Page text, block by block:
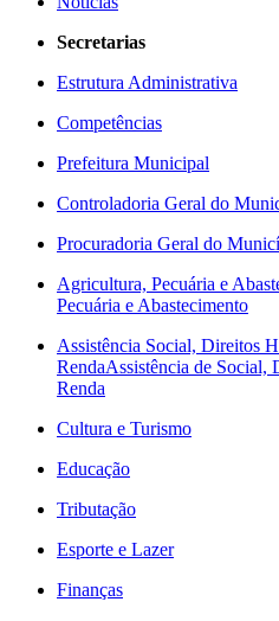
Secretarias
Estrutura Administrativa
Competências
Prefeitura Municipal
Controladoria Geral do
Procuradoria Geral do
Agricultura, Pecuária e
Pecuária e Abastecimento
Assistência Social, Direitos
RendaAssistência de Social,
Renda
Cultura e Turismo
Educação
Tributação
Esporte e Lazer
Finanças